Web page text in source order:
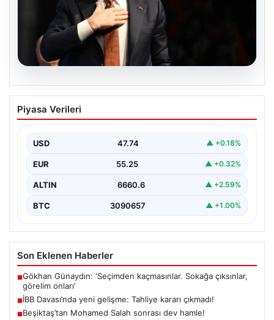
İBB Davası’nda yeni gelişme: Tahliye
kararı çıkmadı!
Piyasa Verileri
USD 47.74 ▲ +0.18%
EUR 55.25 ▲ +0.32%
ALTIN 6660.6 ▲ +2.59%
BTC 3090657 ▲ +1.00%
Son Eklenen Haberler
■Gökhan Günaydın: ‘Seçimden kaçmasınlar. Sokağa çıksınlar,
görelim onları’
■İBB Davası’nda yeni gelişme: Tahliye kararı çıkmadı!
■Beşiktaş’tan Mohamed Salah sonrası dev hamle!